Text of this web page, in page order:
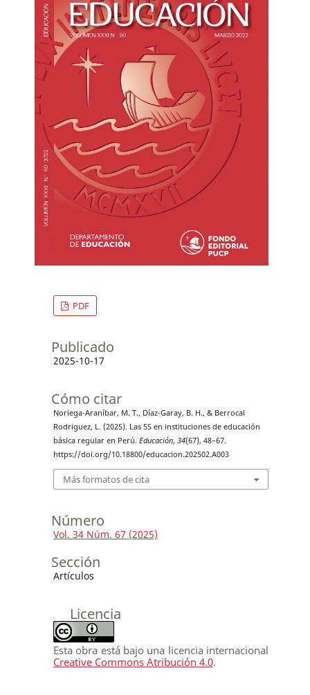
PDF
Publicado
2025-10-17
Cómo citar
Noriega-Araníbar, M. T., Díaz-Garay, B. H., & Berrocal
Rodriguez, L. (2025). Las 5S en instituciones de educación
básica regular en Perú. Educación, 34(67), 48–67.
https://doi.org/10.18800/educacion.202502.A003
Más formatos de cita
Número
Vol. 34 Núm. 67 (2025)
Sección
Artículos
Licencia
Esta obra está bajo una licencia internacional
Creative Commons Atribución 4.0.